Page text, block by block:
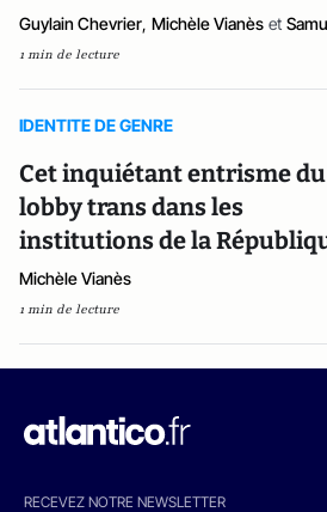
Guylain Chevrier, Michèle Vianès et
1 min de lecture
IDENTITE DE GENRE
Cet inquiétant entrisme du
lobby trans dans les
institutions de la
Michèle Vianès
1 min de lecture
RECEVEZ NOTRE NEWSLETTER